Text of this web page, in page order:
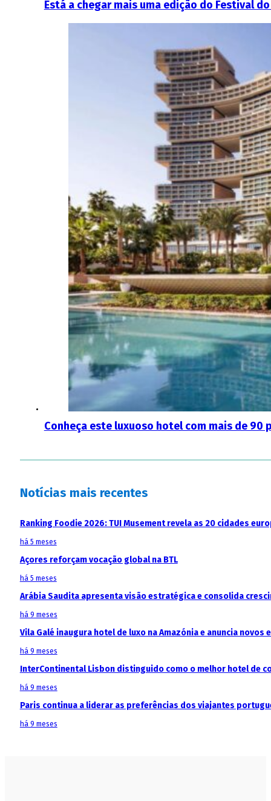
Está a chegar mais uma edição do Festival
Conheça este luxuoso hotel com mais de
Notícias mais recentes
Ranking Foodie 2026: TUI Musement revela as 20 cidades
há 5 meses
Açores reforçam vocação global na BTL
há 5 meses
Arábia Saudita apresenta visão estratégica e consolida
há 9 meses
Vila Galé inaugura hotel de luxo na Amazónia e anuncia
há 9 meses
InterContinental Lisbon distinguido como o melhor hotel de
há 9 meses
Paris continua a liderar as preferências dos viajantes
há 9 meses